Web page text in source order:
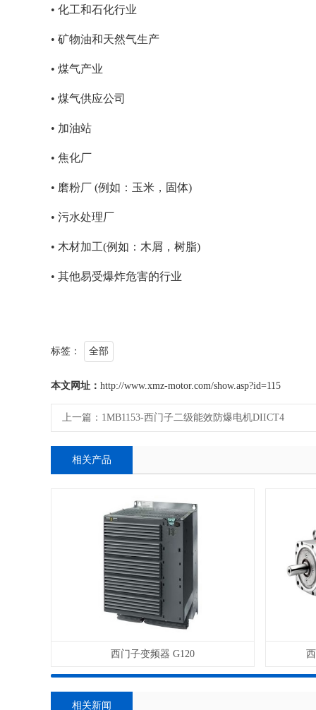
• 化工和石化行业
• 矿物油和天然气生产
• 煤气产业
• 煤气供应公司
• 加油站
• 焦化厂
• 磨粉厂 (例如：玉米，固体)
• 污水处理厂
• 木材加工(例如：木屑，树脂)
• 其他易受爆炸危害的行业
标签： 全部
本文网址： http://www.xmz-motor.com/show.asp?id=115
上一篇： 1MB1153-西门子二级能效防爆电机DIICT4
相关产品
西门子变频器 G120
相关新闻